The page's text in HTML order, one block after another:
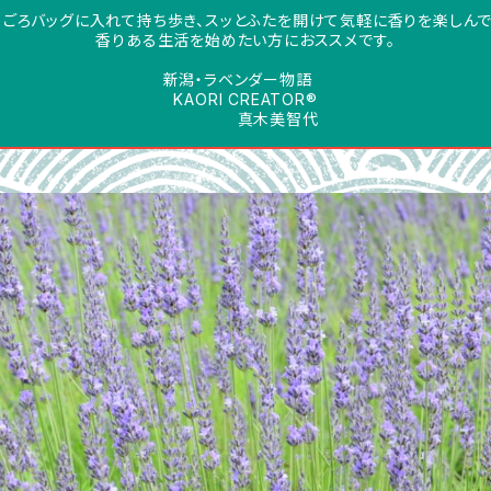
ごろバッグに入れて持ち歩き、スッとふたを開けて気軽に香りを楽しんで
香りある生活を始めたい方におススメです。
新潟・ラベンダー物語
KAORI CREATOR®
真木美智代